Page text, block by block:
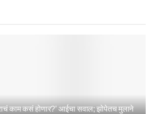
काम कसं होणार?’ आईचा सवाल; झोपेतच मुलाने